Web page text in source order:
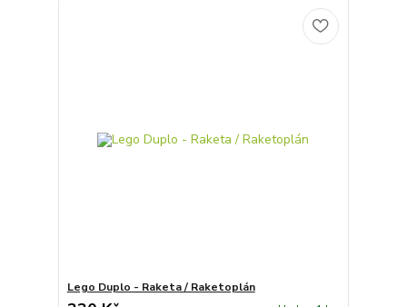
Lego Duplo - Raketa / Raketoplán